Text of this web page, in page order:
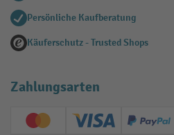
Persönliche Kaufberatung
Käuferschutz - Trusted Shops
Zahlungsarten
Creditcard (Master)Creditcard (Visa)
PayPal